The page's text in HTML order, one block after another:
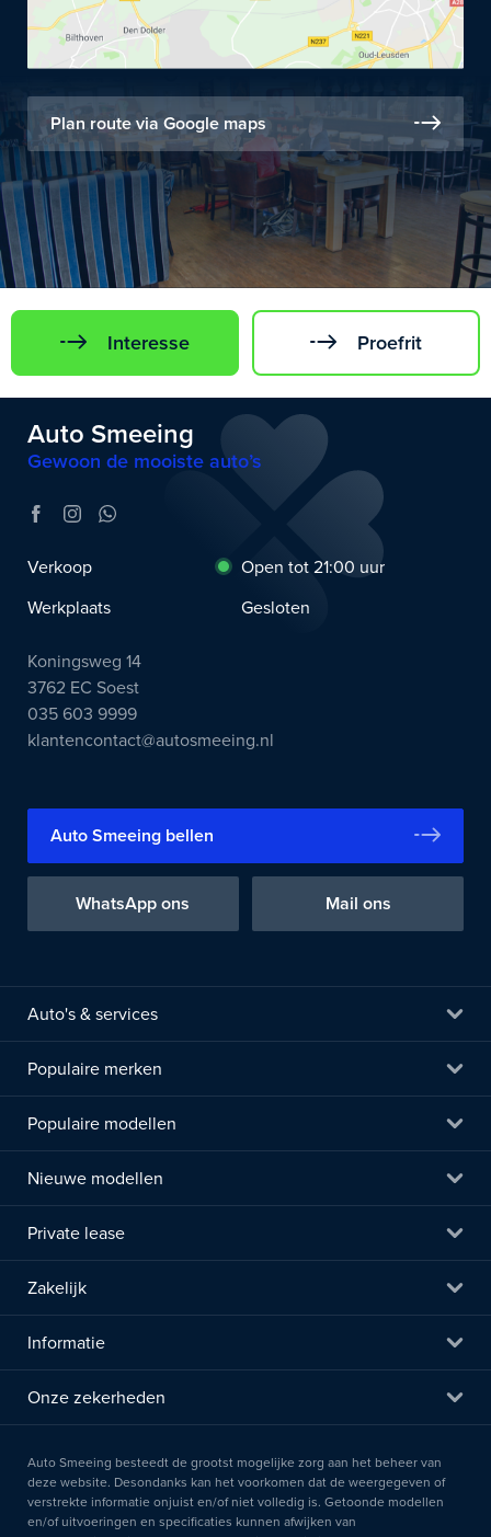
Plan route via Google maps
Interesse Proefrit
Auto Smeeing
Gewoon de mooiste auto’s
Verkoop
Open tot 21:00 uur
Werkplaats
Gesloten
Koningsweg 14
3762 EC Soest
035 603 9999
klantencontact@autosmeeing.nl
Auto Smeeing bellen
WhatsApp ons Mail ons
Auto's & services
Populaire merken
Populaire modellen
Nieuwe modellen
Private lease
Zakelijk
Informatie
Onze zekerheden
Auto Smeeing besteedt de grootst mogelijke zorg aan het beheer van
deze website. Desondanks kan het voorkomen dat de weergegeven of
verstrekte informatie onjuist en/of niet volledig is. Getoonde modellen
en/of uitvoeringen en specificaties kunnen afwijken van